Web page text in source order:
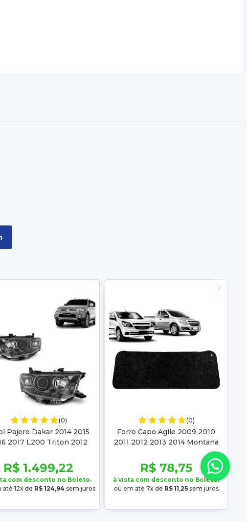
(0)
Pajero Dakar 2014 2015
2017 L200 Triton 2012
R$ 1.499,22
com desconto no Boleto.
até 12x de R$ 124,94 sem juros
(0)
Forro Capo Agile 2009 2010
2011 2012 2013 2014 Montana
2011 2012 2013 2014 2015 2016
2017 2018 2019
R$ 78,75
à vista com desconto no Boleto.
ou em até 7x de R$ 11,25sem juros